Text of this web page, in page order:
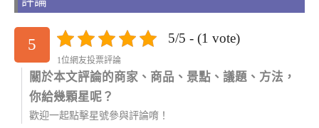
5 5/5 - (1 vote)
1位網友投票評論
關於本文評論的商家、商品、景點、議題、方法，
你給幾顆星呢？
歡迎一起點擊星號參與評論唷！